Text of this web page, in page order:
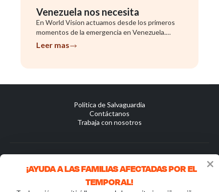
Venezuela nos necesita
En World Vision actuamos desde los primeros
momentos de la emergencia en Venezuela.
Nuestro equipo ya se encuentra evaluando las
ayudar.
Leer mas
¡AYUDA A LAS FAMILIAS AFECTADAS POR EL
TEMPORAL!
Política de Salvaguardia
Contáctanos
Trabaja con nosotros
0562
2024 Todos los Derechos Reservados